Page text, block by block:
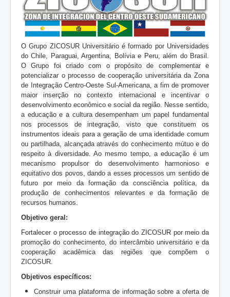
O Grupo ZICOSUR Universitário é formado por Universidades
do Chile, Paraguai, Argentina, Bolívia e Peru, além do Brasil.
O Grupo foi criado com o propósito de complementar e
potencializar o processo de cooperação universitária da Zona
de Integração Centro-Oeste Sul-Americana, a fim de promover
maior inserção no contexto internacional e incentivar o
desenvolvimento econômico e social da região. Nesse sentido,
a educação e a cultura desempenham um papel fundamental
nos processos de integração, visto que constituem os
instrumentos ideais para a geração de uma identidade comum
ou partilhada, alcançada através do conhecimento mútuo e do
respeito à diversidade. Ao mesmo tempo, a educação é um
mecanismo propulsor do desenvolvimento harmonioso e
equitativo dos povos, dando a esses processos um sentido de
futuro por meio da formação da consciência política, da
produção de conhecimentos relevantes e da formação de
recursos humanos.
Objetivo geral:
Fortalecer o processo de integração do ZICOSUR por meio da
promoção do conhecimento, do intercâmbio universitário e da
cooperação acadêmica das regiões que compõem o
ZICOSUR.
Objetivos específicos:
Construir uma plataforma de informação sobre a oferta de